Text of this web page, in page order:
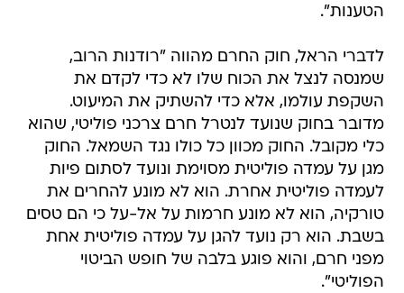
הטענות".
לדברי הראל, חוק החרם מהווה "רודנות הרוב,
שמנסה לנצל את הכוח שלו לא כדי לקדם את
השקפת עולמו, אלא כדי להשתיק את המיעוט.
מדובר בחוק שנועד לנטרל חרם צרכני פוליטי, שהוא
כלי מקובל. החוק מכוון כל כולו נגד השמאל. החוק
מגן על עמדה פוליטית מסוימת ונועד לסתום פיות
לעמדה פוליטית אחרת. הוא לא מונע להחרים את
טורקיה, הוא לא מונע חרמות על אל-על כי הם טסים
בשבת. הוא רק נועד להגן על עמדה פוליטית אחת
מפני חרם, והוא פוגע בלבה של חופש הביטוי
הפוליטי".